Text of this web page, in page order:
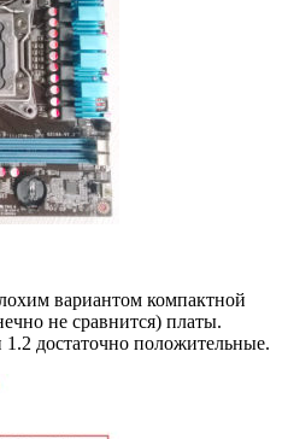
вариантом компактной
не сравнится) платы.
достаточно положительные.